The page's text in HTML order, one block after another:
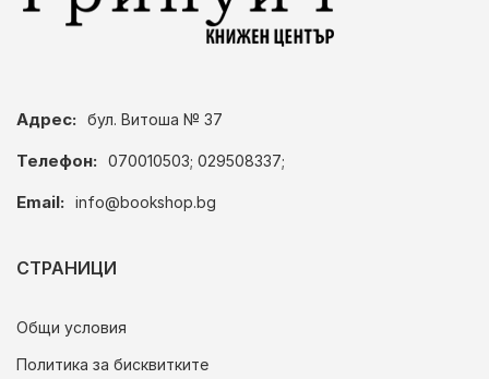
Адрес: бул. Витоша № 37
Телефон: 070010503; 029508337;
Email: info@bookshop.bg
СТРАНИЦИ
Общи условия
Политика за бисквитките